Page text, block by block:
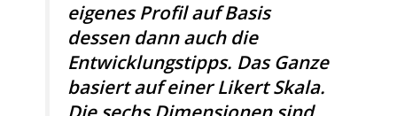
eigenes Profil auf Basis
dessen dann auch die
Entwicklungstipps. Das Ganze
basiert auf einer Likert Skala.